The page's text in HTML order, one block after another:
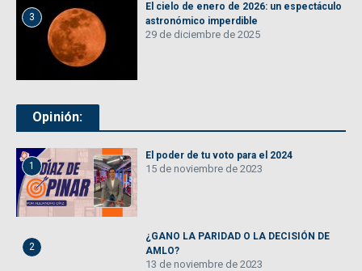
3
El cielo de enero de 2026: un espectáculo
astronómico imperdible
29 de diciembre de 2025
Opinión:
1
El poder de tu voto para el 2024
15 de noviembre de 2023
2
¿GANO LA PARIDAD O LA DECISIÓN DE
AMLO?
13 de noviembre de 2023